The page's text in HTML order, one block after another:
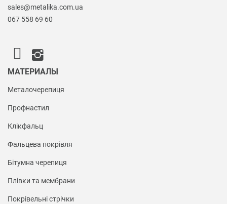
sales@metalika.com.ua
067 558 69 60
МАТЕРИАЛЫ
Металочерепиця
Профнастил
Клікфальц
Фальцева покрівля
Бітумна черепиця
Плівки та мембрани
Покрівельні стрічки